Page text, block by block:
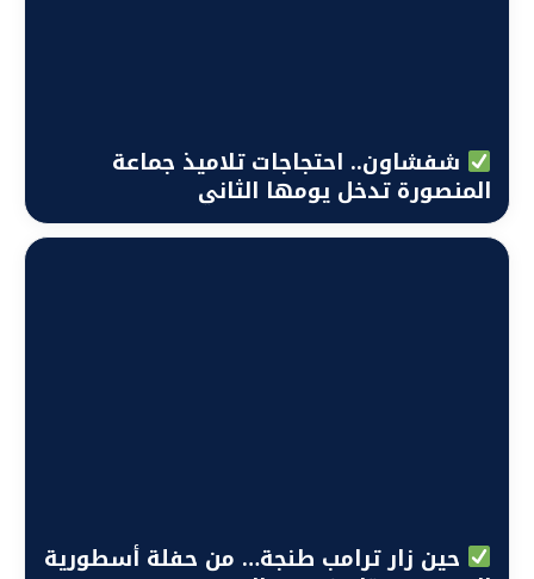
شفشاون.. احتجاجات تلاميذ جماعة
المنصورة تدخل يومها الثاني
حين زار ترامب طنجة… من حفلة أسطورية